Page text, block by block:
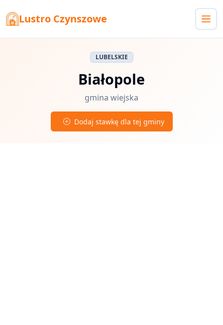
Lustro Czynszowe
LUBELSKIE
Białopole
gmina wiejska
Dodaj stawkę dla tej gminy